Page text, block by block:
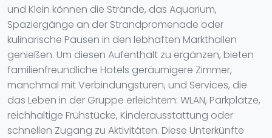
und Klein können die Strände, das Aquarium,
Spaziergänge an der Strandpromenade oder
kulinarische Pausen in den lebhaften Markthallen
genießen. Um diesen Aufenthalt zu ergänzen, bieten
familienfreundliche Hotels geräumigere Zimmer,
manchmal mit Verbindungstüren, und Services, die
das Leben in der Gruppe erleichtern: WLAN, Parkplätze,
reichhaltige Frühstücke, Kinderausstattung oder
schnellen Zugang zu Aktivitäten. Diese Unterkünfte